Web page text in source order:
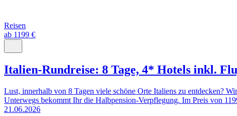
Reisen
ab 1199 €
Italien-Rundreise: 8 Tage, 4* Hotels inkl.
Lust, innerhalb von 8 Tagen viele schöne Orte Italiens zu entdecken?
Unterwegs bekommt Ihr die Halbpension-Verpflegung. Im Preis von
21.06.2026